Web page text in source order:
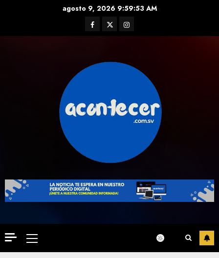
agosto 9, 2026 9:59:55 AM
Facebook
TwitterInstagram
Primary
Menu